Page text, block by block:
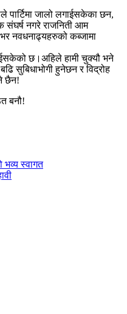
पार्टिमा जालो लगाईसकेका छन,
संघर्ष नगरे राजनिती आम
नवधनाढ्यहरुको कब्जामा
छ।अहिले हामी चुक्यौ भने
सुबिधाभोगी हुनेछन र विद्रोह
छैन!
बनौ!
भव्य स्वागत